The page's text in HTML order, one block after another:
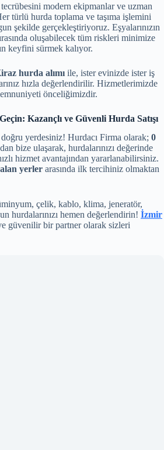
modern ekipmanlar ve uzman
türlü hurda toplama ve taşıma işlemini
şekilde gerçekleştiriyoruz. Eşyalarınızın
oluşabilecek tüm riskleri minimize
keyfini sürmek kalıyor.
hurda alımı ile, ister evinizde ister iş
hızla değerlendirilir. Hizmetlerimizde
önceliğimizdir.
Kazançlı ve Güvenli Hurda Satışı
doğru yerdesiniz! Hurdacı Firma olarak; 0
bize ulaşarak, hurdalarınızı değerinde
hizmet avantajından yararlanabilirsiniz.
yerler arasında ilk tercihiniz olmaktan
çelik, kablo, klima, jeneratör,
hurdalarınızı hemen değerlendirin! İzmir
güvenilir bir partner olarak sizleri